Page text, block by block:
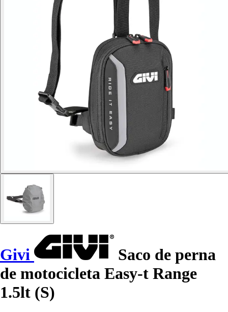
Givi
Saco de perna
de motocicleta Easy-t Range
1.5lt (S)